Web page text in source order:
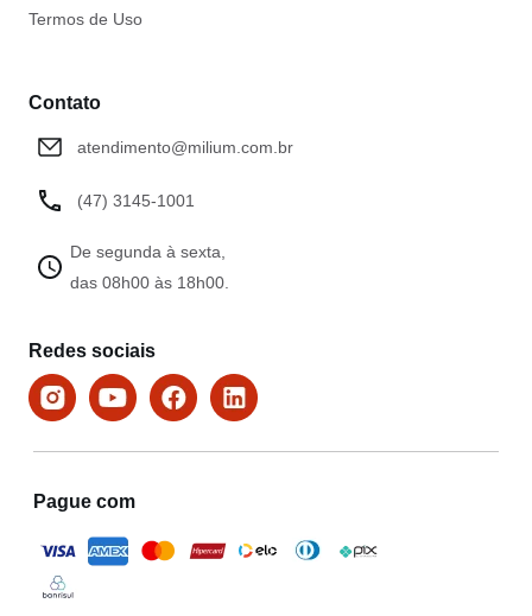
Termos de Uso
Contato
atendimento@milium.com.br
(47) 3145-1001
De segunda à sexta,
das 08h00 às 18h00.
Redes sociais
Pague com